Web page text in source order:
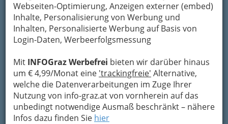
Webseiten-Optimierung, Anzeigen externer (embed)
Inhalte, Personalisierung von Werbung und
Inhalten, Personalisierte Werbung auf Basis von
Login-Daten, Werbeerfolgsmessung
Mit INFOGraz Werbefrei bieten wir darüber hinaus
um € 4,99/Monat eine 'trackingfreie' Alternative,
welche die Datenverarbeitungen im Zuge Ihrer
Nutzung von info-graz.at von vornherein auf das
unbedingt notwendige Ausmaß beschränkt – nähere
Infos dazu finden Sie hier
am Körper halten